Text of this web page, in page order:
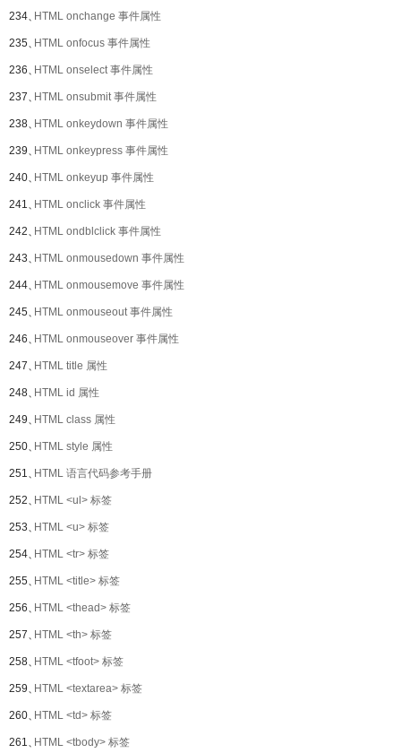
234、HTML onchange 事件属性
235、HTML onfocus 事件属性
236、HTML onselect 事件属性
237、HTML onsubmit 事件属性
238、HTML onkeydown 事件属性
239、HTML onkeypress 事件属性
240、HTML onkeyup 事件属性
241、HTML onclick 事件属性
242、HTML ondblclick 事件属性
243、HTML onmousedown 事件属性
244、HTML onmousemove 事件属性
245、HTML onmouseout 事件属性
246、HTML onmouseover 事件属性
247、HTML title 属性
248、HTML id 属性
249、HTML class 属性
250、HTML style 属性
251、HTML 语言代码参考手册
252、HTML <ul> 标签
253、HTML <u> 标签
254、HTML <tr> 标签
255、HTML <title> 标签
256、HTML <thead> 标签
257、HTML <th> 标签
258、HTML <tfoot> 标签
259、HTML <textarea> 标签
260、HTML <td> 标签
261、HTML <tbody> 标签